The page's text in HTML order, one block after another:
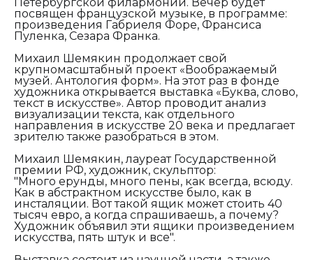
посвящен французской музыке, в программе:
произведения Габриеля Форе, Франсиса
Пуленка, Сезара Франка.
Михаил Шемякин продолжает свой
крупномасштабный проект «Воображаемый
музей. Антология форм». На этот раз в фонде
художника открывается выставка «Буква, слово,
текст в искусстве». Автор проводит анализ
визуализации текста, как отдельного
направления в искусстве 20 века и предлагает
зрителю также разобраться в этом.
Михаил Шемякин, лауреат Государственной
премии РФ, художник, скульптор:
"Много ерунды, много пены, как всегда, всюду.
Как в абстрактном искусстве было, как в
инсталяции. Вот такой ящик может стоить 40
тысяч евро, а когда спрашиваешь, а почему?
Художник объявил эти ящики произведением
искусства, пять штук и все".